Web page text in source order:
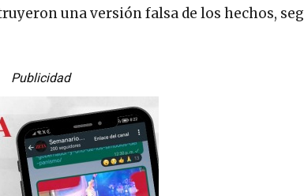
una versión falsa de los hechos,
Publicidad